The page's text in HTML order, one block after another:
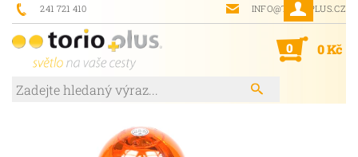
241 721 410 INFO@TORIOPLUS.CZ
0 0 Kč